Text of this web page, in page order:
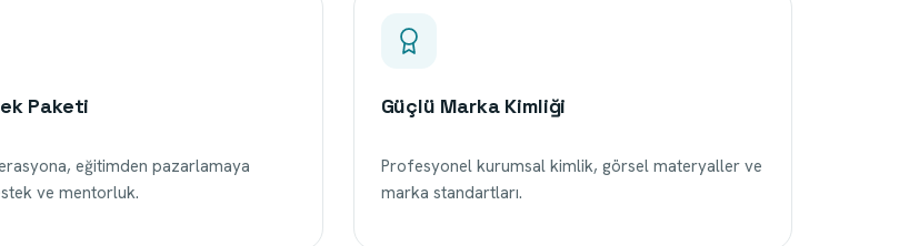
Paketi
eğitimden pazarlamaya
ve mentorluk.
Güçlü Marka Kimliği
Profesyonel kurumsal kimlik, görsel materyaller ve
marka standartları.